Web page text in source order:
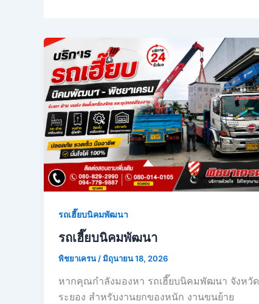
รถเฮี๊ยบนิคมพัฒนา
รถเฮี๊ยบนิคมพัฒนา
พิชยาเครน /มิถุนายน 18, 2026
หากคุณกำลังมองหา รถเฮี๊ยบนิคมพัฒนา จังหวัด
ระยอง สำหรับงานยกของหนัก งานขนย้าย